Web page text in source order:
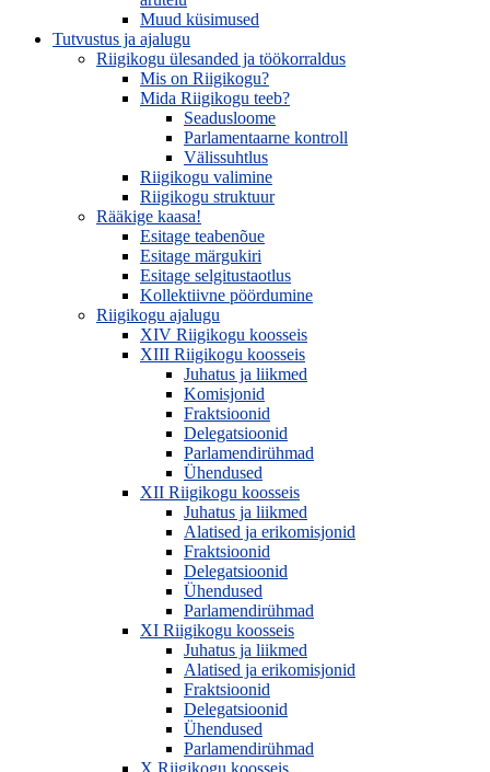
Muud küsimused
Tutvustus ja ajalugu
Riigikogu ülesanded ja töökorraldus
Mis on Riigikogu?
Mida Riigikogu teeb?
Seadusloome
Parlamentaarne kontroll
Välissuhtlus
Riigikogu valimine
Riigikogu struktuur
Rääkige kaasa!
Esitage teabenõue
Esitage märgukiri
Esitage selgitustaotlus
Kollektiivne pöördumine
Riigikogu ajalugu
XIV Riigikogu koosseis
XIII Riigikogu koosseis
Juhatus ja liikmed
Komisjonid
Fraktsioonid
Delegatsioonid
Parlamendirühmad
Ühendused
XII Riigikogu koosseis
Juhatus ja liikmed
Alatised ja erikomisjonid
Fraktsioonid
Delegatsioonid
Ühendused
Parlamendirühmad
XI Riigikogu koosseis
Juhatus ja liikmed
Alatised ja erikomisjonid
Fraktsioonid
Delegatsioonid
Ühendused
Parlamendirühmad
X Riigikogu koosseis